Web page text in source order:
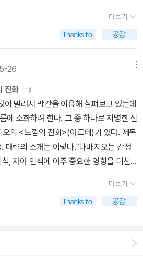
한 '신체적 표지 가설'에 귀 기울이는 것은
리적으로 의사결정을 하기 어려운 상황에
, 우리가 그토록 논리적인 것이 옳다고 믿
단의 오류를 범할 수도 있다는 지적을 고
.​이 책들을 마무리하는 시점, 니코스 카잔
>가 오버랩 되었다. 그리스인 조르바에서
물은 이성과 합리적인 사고의 힘을 신뢰
보다는 책이나 이론 같은 것에서 세상의
이다. 그렇다면 그 화자는 현 사회에서 큰
모르는 우리에 비유할 수 있는 것 일 테
는 직관에 따라서 능동적으로 자유를 추
러면 조르바는 우리가 지향해야 하는 방
란히 회자되고 있는 이유도 우리가 한 번
독 1』(2019. 4, 글항아리)- 한길사 『정신
대호 번역이라 구입. 반양장이라 읽기 편
핸드폰 사진관』(2019. 5, 동아시아 출판
찍으니 참고할 게 있을까 싶어 삼. LG
서 매뉴얼 설명이 그 휴대폰 기반이라
바야르『읽지 않은 책에 대해 말하는
표절』(2010, 여름언덕)- 책이 무척 소박
아니라 파리 8대학 프랑스 문학 교
용이 자주 되는 저자이고 책이라 읽어둬
현대문학 단편선 35 『아돌포 비오이 카
』(2019. 11, 현대문학)- 라틴 아메리카 환
읽으면 섭섭할!​김성대 『나를 참으면 다
11, 민음사)- 몇 페이지만 더 읽으면 되는
고 내용은 같습니다. 가격 차가 상당한데
더보기
26
진화
이 밀려서 막간을 이용해 살펴보고 있는데
에 소화하려 한다. 그 중 하나로 저명한 신
오의 <느낌의 진화>(아르테)가 있다. 제목
. 대략의 소개는 이렇다.˝다마지오는 감정
, 자아 인식에 아주 중요한 영향을 미친다
까지 긴 진화적 과정 동안 느낌과 감정이
담당한다고 주장한다. 이 책의 원제, ‘만
낌, 그리고 문화의 형성The Strange ord
가 알고 있는 것과는 전혀 다른 방법으로
더보기